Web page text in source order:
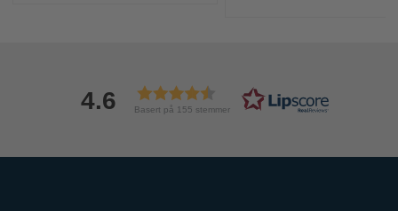
4.6 Basert på 155 stemmer